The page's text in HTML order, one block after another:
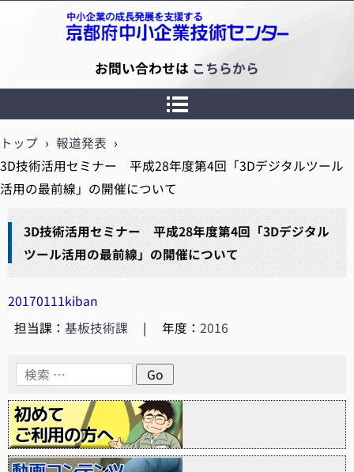
京都府中小企業技術センター
お問い合わせは こちらから
トップ › 報道発表 ›
3D技術活用セミナー 平成28年度第4回「3Dデジタルツール
活用の最前線」の開催について
3D技術活用セミナー 平成28年度第4回「3Dデジタル
ツール活用の最前線」の開催について
20170111kiban
担当課： 基板技術課 | 年度：2016